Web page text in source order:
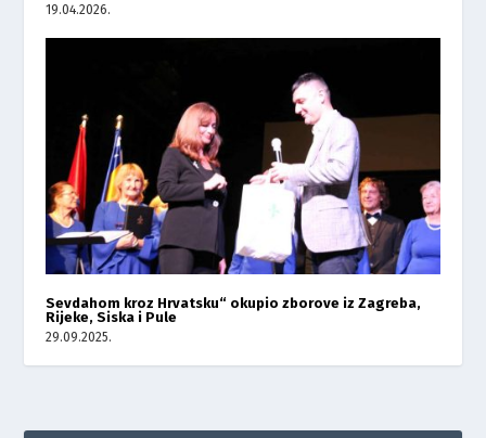
19.04.2026.
Sevdahom kroz Hrvatsku“ okupio zborove iz Zagreba,
Rijeke, Siska i Pule
29.09.2025.